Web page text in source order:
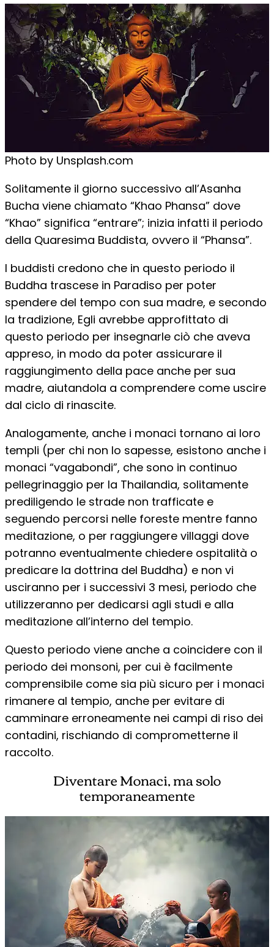
Photo by Unsplash.com
Solitamente il giorno successivo all’Asanha
Bucha viene chiamato “Khao Phansa” dove
“Khao” significa “entrare”; inizia infatti il periodo
della Quaresima Buddista, ovvero il “Phansa”.
I buddisti credono che in questo periodo il
Buddha trascese in Paradiso per poter
spendere del tempo con sua madre, e secondo
la tradizione, Egli avrebbe approfittato di
questo periodo per insegnarle ciò che aveva
appreso, in modo da poter assicurare il
raggiungimento della pace anche per sua
madre, aiutandola a comprendere come uscire
dal ciclo di rinascite.
Analogamente, anche i monaci tornano ai loro
templi (per chi non lo sapesse, esistono anche i
monaci “vagabondi”, che sono in continuo
pellegrinaggio per la Thailandia, solitamente
prediligendo le strade non trafficate e
seguendo percorsi nelle foreste mentre fanno
meditazione, o per raggiungere villaggi dove
potranno eventualmente chiedere ospitalità o
predicare la dottrina del Buddha) e non vi
usciranno per i successivi 3 mesi, periodo che
utilizzeranno per dedicarsi agli studi e alla
meditazione all’interno del tempio.
Questo periodo viene anche a coincidere con il
periodo dei monsoni, per cui è facilmente
comprensibile come sia più sicuro per i monaci
rimanere al tempio, anche per evitare di
camminare erroneamente nei campi di riso dei
contadini, rischiando di comprometterne il
raccolto.
Diventare Monaci, ma solo
temporaneamente